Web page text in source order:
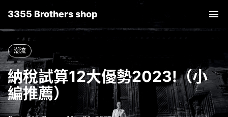
3355 Brothers shop
潮流
納稅試算12大優勢2023!（小
編推薦）